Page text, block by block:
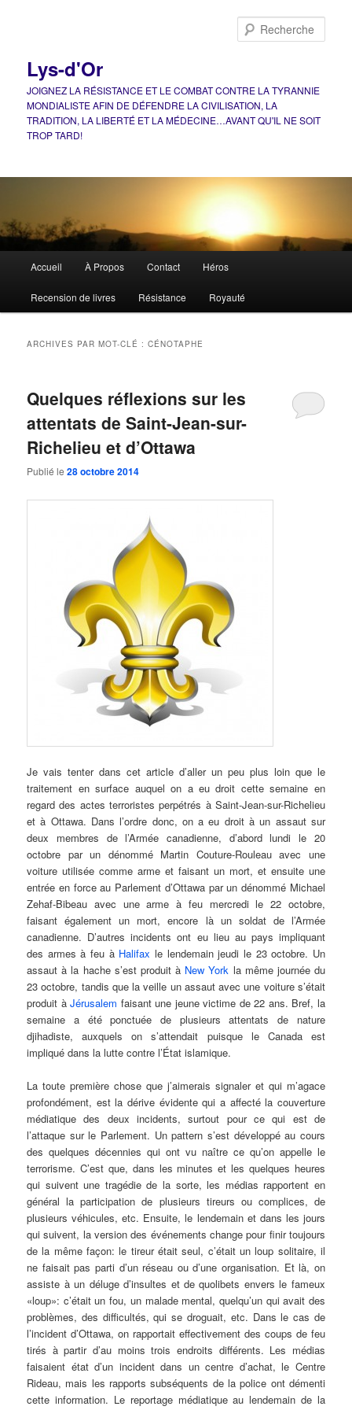
Lys-d'Or
JOIGNEZ LA RÉSISTANCE ET LE COMBAT CONTRE LA TYRANNIE
MONDIALISTE AFIN DE DÉFENDRE LA CIVILISATION, LA
TRADITION, LA LIBERTÉ ET LA MÉDECINE…AVANT QU'IL NE SOIT
TROP TARD!
principal
Accueil À Propos Contact Héros
Recension de livres Résistance Royauté
ARCHIVES PAR MOT-CLÉ :CÉNOTAPHE
Quelques réflexions sur les
attentats de Saint-Jean-sur-
Richelieu et d’Ottawa
Publié le28 octobre 2014
Je vais tenter dans cet article d’aller un peu plus loin que le
traitement en surface auquel on a eu droit cette semaine en
regard des actes terroristes perpétrés à Saint-Jean-sur-Richelieu
et à Ottawa. Dans l’ordre donc, on a eu droit à un assaut sur
deux membres de l’Armée canadienne, d’abord lundi le 20
octobre par un dénommé Martin Couture-Rouleau avec une
voiture utilisée comme arme et faisant un mort, et ensuite une
entrée en force au Parlement d’Ottawa par un dénommé Michael
Zehaf-Bibeau avec une arme à feu mercredi le 22 octobre,
faisant également un mort, encore là un soldat de l’Armée
canadienne. D’autres incidents ont eu lieu au pays impliquant
des armes à feu à Halifax le lendemain jeudi le 23 octobre. Un
assaut à la hache s’est produit à New York la même journée du
23 octobre, tandis que la veille un assaut avec une voiture s’était
produit àJérusalem faisant une jeune victime de 22 ans. Bref, la
semaine a été ponctuée de plusieurs attentats de nature
djihadiste, auxquels on s’attendait puisque le Canada est
impliqué dans la lutte contre l’État islamique.
La toute première chose que j’aimerais signaler et qui m’agace
profondément, est la dérive évidente qui a affecté la couverture
médiatique des deux incidents, surtout pour ce qui est de
l’attaque sur le Parlement. Un pattern s’est développé au cours
des quelques décennies qui ont vu naître ce qu’on appelle le
terrorisme. C’est que, dans les minutes et les quelques heures
qui suivent une tragédie de la sorte, les médias rapportent en
général la participation de plusieurs tireurs ou complices, de
plusieurs véhicules, etc. Ensuite, le lendemain et dans les jours
qui suivent, la version des événements change pour finir toujours
de la même façon: le tireur était seul, c’était un loup solitaire, il
ne faisait pas parti d’un réseau ou d’une organisation. Et là, on
assiste à un déluge d’insultes et de quolibets envers le fameux
«loup»: c’était un fou, un malade mental, quelqu’un qui avait des
problèmes, des difficultés, qui se droguait, etc. Dans le cas de
l’incident d’Ottawa, on rapportait effectivement des coups de feu
tirés à partir d’au moins trois endroits différents. Les médias
faisaient état d’un incident dans un centre d’achat, le Centre
Rideau, mais les rapports subséquents de la police ont démenti
cette information. Le reportage médiatique au lendemain de la